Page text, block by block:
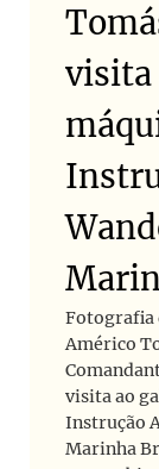
visita
Fotografia
Américo
visita ao
Instrução
Marinha